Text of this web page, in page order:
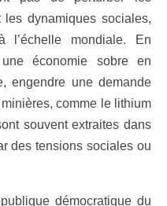
dynamiques sociales,
l’échelle mondiale. En
économie sobre en
engendre une demande
comme le lithium
souvent extraites dans
des tensions sociales ou
démocratique du